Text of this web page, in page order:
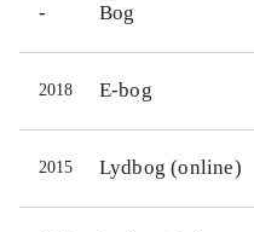
- Bog
2018 E-bog
2015 Lydbog (online)